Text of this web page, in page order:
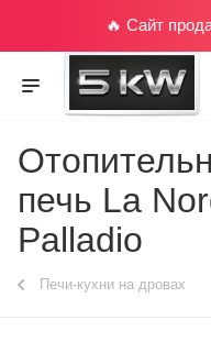
🔥 Сайт
печь La
Palladio
Печи-кухни на дровах